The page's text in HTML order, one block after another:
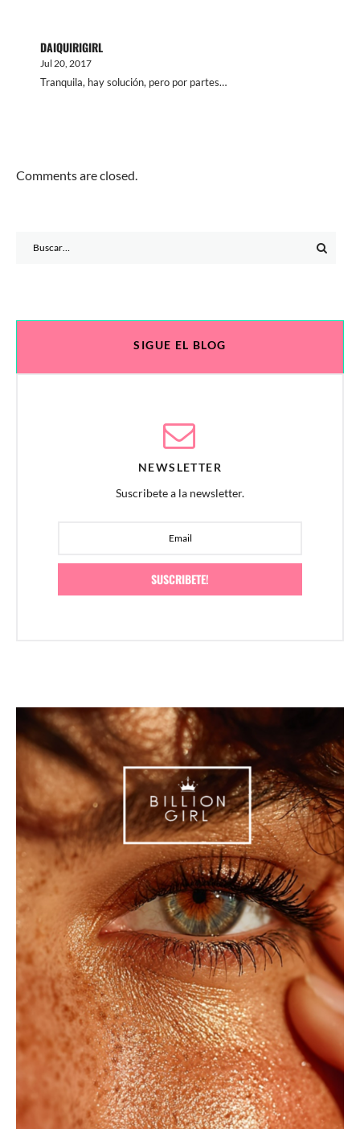
DAIQUIRIGIRL
Jul 20, 2017
Tranquila, hay solución, pero por partes…
Comments are closed.
SIGUE EL BLOG
NEWSLETTER
Suscribete a la newsletter.
SUSCRIBETE!